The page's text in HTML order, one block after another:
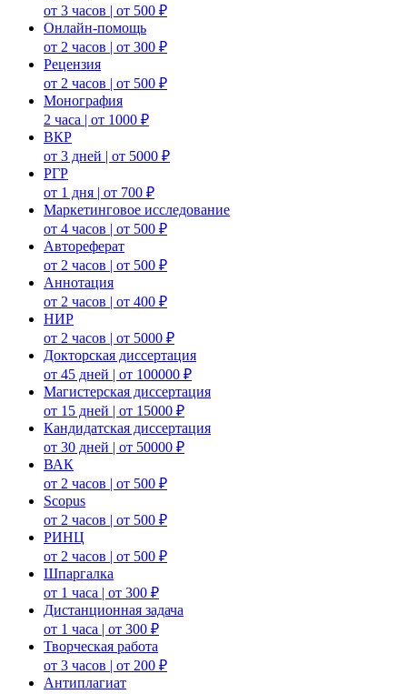
от 3 часов | от 500 ₽
Онлайн-помощь
от 2 часов | от 300 ₽
Рецензия
от 2 часов | от 500 ₽
Монография
2 часа | от 1000 ₽
ВКР
от 3 дней | от 5000 ₽
РГР
от 1 дня | от 700 ₽
Маркетинговое исследование
от 4 часов | от 500 ₽
Автореферат
от 2 часов | от 500 ₽
Аннотация
от 2 часов | от 400 ₽
НИР
от 2 часов | от 5000 ₽
Докторская диссертация
от 45 дней | от 100000 ₽
Магистерская диссертация
от 15 дней | от 15000 ₽
Кандидатская диссертация
от 30 дней | от 50000 ₽
ВАК
от 2 часов | от 500 ₽
Scopus
от 2 часов | от 500 ₽
РИНЦ
от 2 часов | от 500 ₽
Шпаргалка
от 1 часа | от 300 ₽
Дистанционная задача
от 1 часа | от 300 ₽
Творческая работа
от 3 часов | от 200 ₽
Антиплагиат